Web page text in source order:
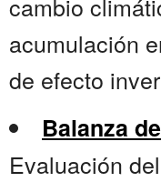
acumulación
de efecto
Balanza
Evaluación